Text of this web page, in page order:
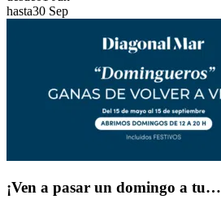
hasta30 Sep
¡Ven a pasar un domingo a tu…